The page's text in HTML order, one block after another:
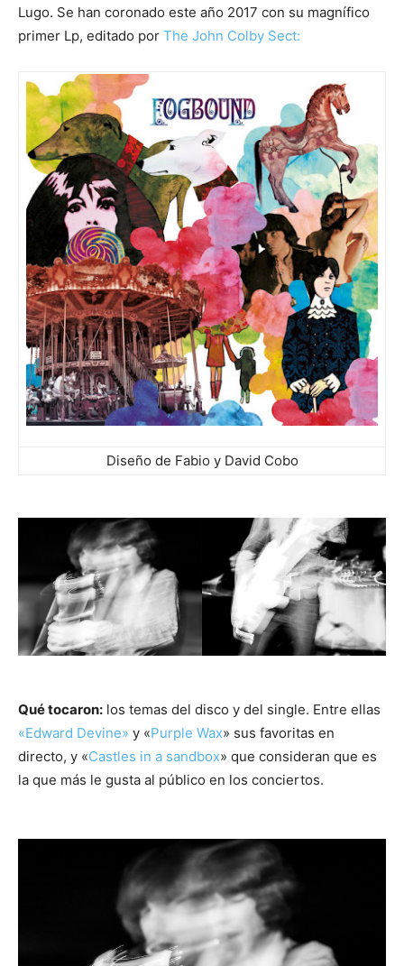
Lugo. Se han coronado este año 2017 con su magnífico
primer Lp, editado por The John Colby Sect:
Diseño de Fabio y David Cobo
Qué tocaron: los temas del disco y del single. Entre ellas
«Edward Devine» y «Purple Wax» sus favoritas en
directo, y «Castles in a sandbox» que consideran que es
la que más le gusta al público en los conciertos.